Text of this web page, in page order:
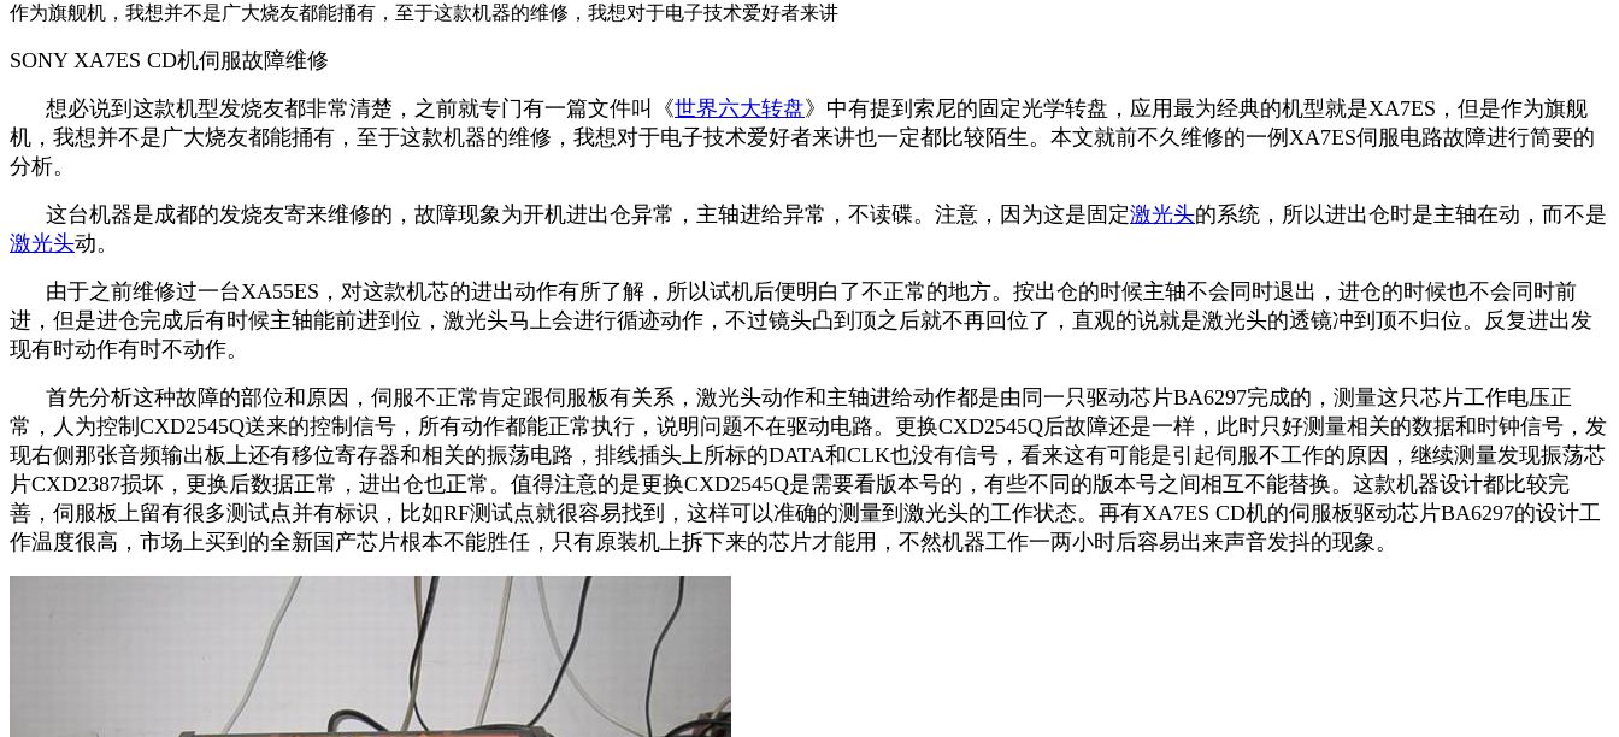
作为旗舰机，我想并不是广大烧友都能捅有，至于这款机器的维修，我想对于电子技术爱好者来讲
SONY XA7ES CD机伺服故障维修
想必说到这款机型发烧友都非常清楚，之前就专门有一篇文件叫《世界六大转盘》中有提到索尼的固定光学转盘，应用最为经典的机型就是XA7ES，但是作为旗舰
机，我想并不是广大烧友都能捅有，至于这款机器的维修，我想对于电子技术爱好者来讲也一定都比较陌生。本文就前不久维修的一例XA7ES伺服电路故障进行简要的
分析。
这台机器是成都的发烧友寄来维修的，故障现象为开机进出仓异常，主轴进给异常，不读碟。注意，因为这是固定激光头的系统，所以进出仓时是主轴在动，而不是
激光头动。
由于之前维修过一台XA55ES，对这款机芯的进出动作有所了解，所以试机后便明白了不正常的地方。按出仓的时候主轴不会同时退出，进仓的时候也不会同时前
进，但是进仓完成后有时候主轴能前进到位，激光头马上会进行循迹动作，不过镜头凸到顶之后就不再回位了，直观的说就是激光头的透镜冲到顶不归位。反复进出发
现有时动作有时不动作。
首先分析这种故障的部位和原因，伺服不正常肯定跟伺服板有关系，激光头动作和主轴进给动作都是由同一只驱动芯片BA6297完成的，测量这只芯片工作电压正
常，人为控制CXD2545Q送来的控制信号，所有动作都能正常执行，说明问题不在驱动电路。更换CXD2545Q后故障还是一样，此时只好测量相关的数据和时钟信号，发
现右侧那张音频输出板上还有移位寄存器和相关的振荡电路，排线插头上所标的DATA和CLK也没有信号，看来这有可能是引起伺服不工作的原因，继续测量发现振荡芯
片CXD2387损坏，更换后数据正常，进出仓也正常。值得注意的是更换CXD2545Q是需要看版本号的，有些不同的版本号之间相互不能替换。这款机器设计都比较完
善，伺服板上留有很多测试点并有标识，比如RF测试点就很容易找到，这样可以准确的测量到激光头的工作状态。再有XA7ES CD机的伺服板驱动芯片BA6297的设计工
作温度很高，市场上买到的全新国产芯片根本不能胜任，只有原装机上拆下来的芯片才能用，不然机器工作一两小时后容易出来声音发抖的现象。